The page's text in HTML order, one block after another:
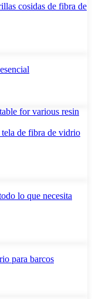
cosidas de fibra de
de fibra de vidrio
lo que necesita
para barcos